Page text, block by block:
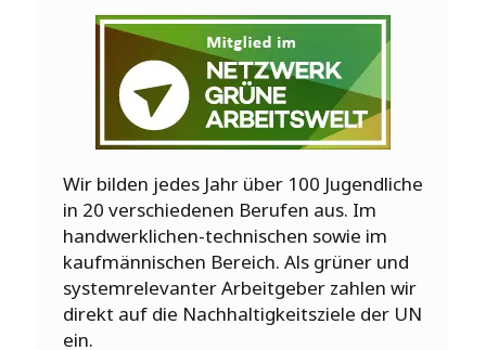
Wir bilden jedes Jahr über 100 Jugendliche
in 20 verschiedenen Berufen aus. Im
handwerklichen-technischen sowie im
kaufmännischen Bereich. Als grüner und
systemrelevanter Arbeitgeber zahlen wir
direkt auf die Nachhaltigkeitsziele der UN
ein.